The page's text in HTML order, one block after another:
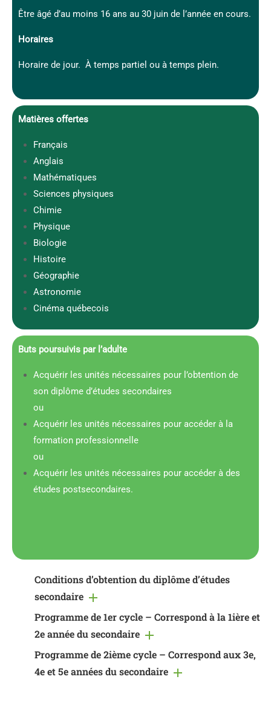
Être âgé d’au moins 16 ans au 30 juin de l’année en cours.
Horaires
Horaire de jour. À temps partiel ou à temps plein.
Matières offertes
Français
Anglais
Mathématiques
Sciences physiques
Chimie
Physique
Biologie
Histoire
Géographie
Astronomie
Cinéma québecois
Buts poursuivis par l’adulte
Acquérir les unités nécessaires pour l’obtention de
son diplôme d’études secondaires
ou
Acquérir les unités nécessaires pour accéder à la
formation professionnelle
ou
Acquérir les unités nécessaires pour accéder à des
études postsecondaires.
Conditions d’obtention du diplôme d’études
secondaire
Programme de 1er cycle – Correspond à la 1ière et
2e année du secondaire
Programme de 2ième cycle – Correspond aux 3e,
4e et 5e années du secondaire